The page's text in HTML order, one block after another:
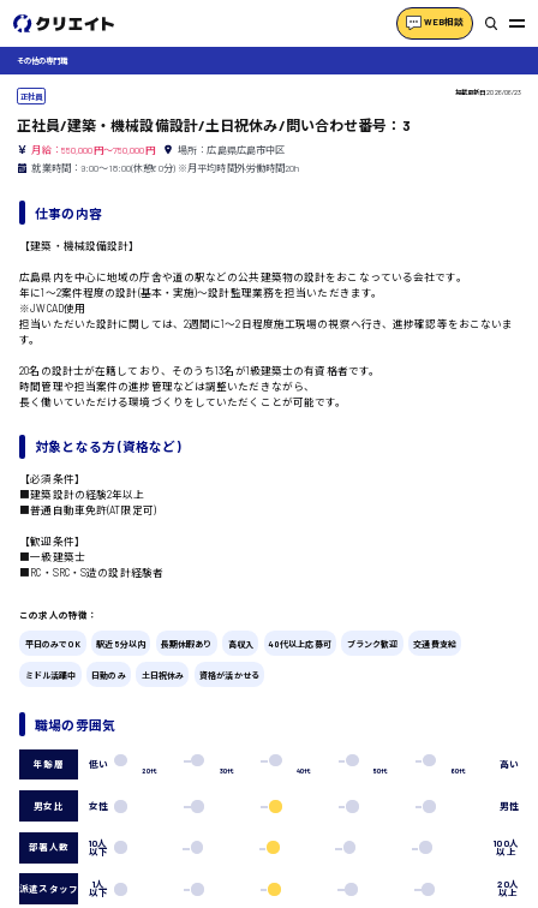
WEB相談
製造・軽作業・物流系
製造オペレーター
軽作業
医師
介護職
看護助手
貿易事務
広島市中区
広島市南区
広島市西区
時給1200円～
時給1300円～
その他の専門職
正社員 掲載更新日2026/06/23
正社員/建築・機械設備設計/土日祝休み/問い合わせ番号：3
月給：550,000円～750,000円
場所：広島県広島市中区
就業時間：9:00〜18:00(休憩60分) ※月平均時間外労働時間20h
仕事の内容
【建築・機械設備設計】
広島県内を中心に地域の庁舎や道の駅などの公共建築物の設計をおこなっている会社です。
年に1〜2案件程度の設計(基本・実施)〜設計監理業務を担当いただきます。
※JWCAD使用
担当いただいた設計に関しては、2週間に1〜2日程度施工現場の視察へ行き、進捗確認等をおこないま
す。
20名の設計士が在籍しており、そのうち13名が1級建築士の有資格者です。
時間管理や担当案件の進捗管理などは調整いただきながら、
長く働いていただける環境づくりをしていただくことが可能です。
対象となる方 (資格など)
【必須条件】
■建築設計の経験2年以上
■普通自動車免許(AT限定可)
【歓迎条件】
■一級建築士
■RC・SRC・S造の設計経験者
この求人の特徴：
平日のみでOK 駅近5分以内 長期休暇あり 高収入 40代以上応募可 ブランク歓迎 交通費支給
ミドル活躍中 日勤のみ 土日祝休み 資格が活かせる
職場の雰囲気
年齢層 低い
20代 30代 40代 50代 60代
高い
男女比 女性 男性
部署人数 10人
以下
100人
以上
派遣スタッフ 1人
以下
20人
以上